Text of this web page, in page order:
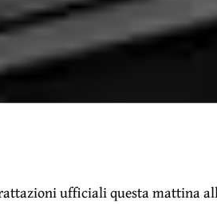
ufficiali questa mattina